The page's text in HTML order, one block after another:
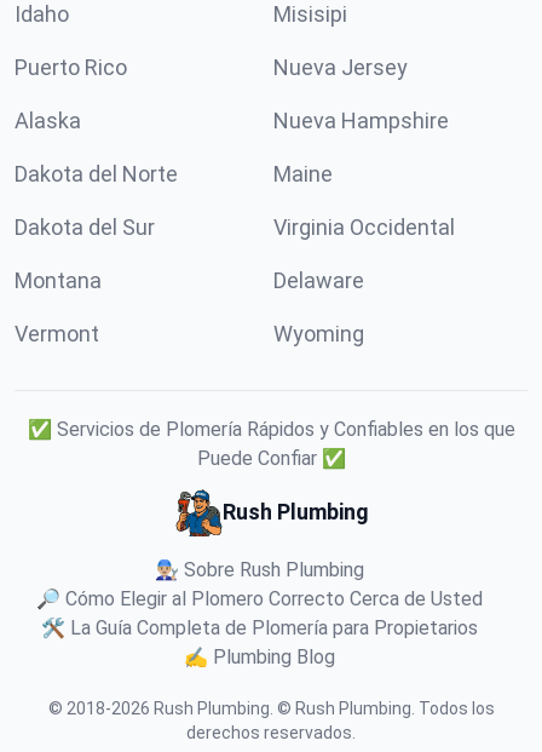
Idaho Misisipi
Puerto Rico Nueva Jersey
Alaska Nueva Hampshire
Dakota del Norte Maine
Dakota del Sur Virginia Occidental
Montana Delaware
Vermont Wyoming
✅ Servicios de Plomería Rápidos y Confiables en los que
Puede Confiar ✅
Rush Plumbing
👨🏼‍🔧 Sobre Rush Plumbing
🔎 Cómo Elegir al Plomero Correcto Cerca de Usted
🛠️ La Guía Completa de Plomería para Propietarios
✍️ Plumbing Blog
© 2018-2026 Rush Plumbing © Rush Plumbing. Todos los
derechos reservados.